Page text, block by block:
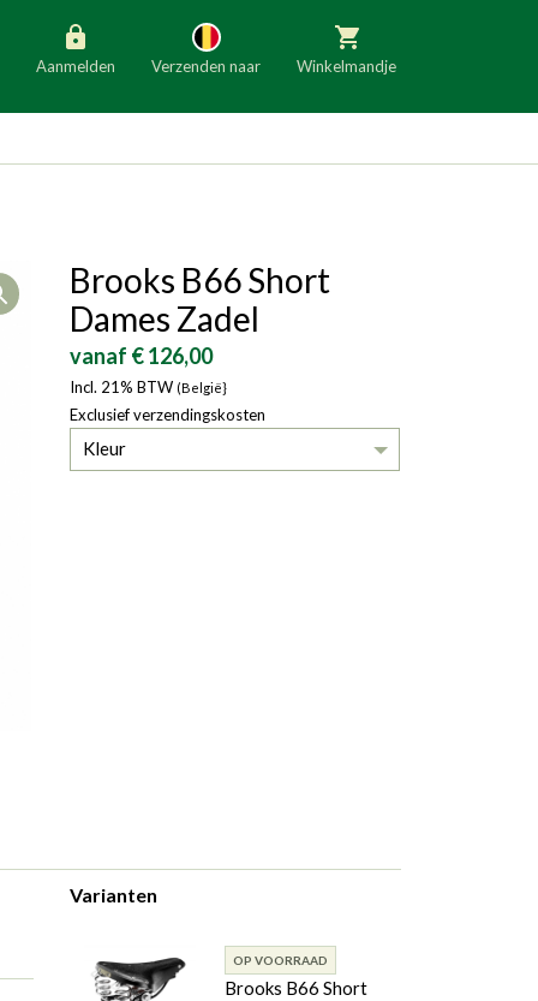
Aanmelden Verzenden naar
Slovenië Italië
Denemarken
Bulgarije
Winkelmandje
Open
Brooks B66 Short
Dames Zadel
vanaf € 126,00
Incl. 21% BTW (België}
Exclusief verzendingskosten
Kleur
Varianten
OP VOORRAAD
Brooks B66 Short